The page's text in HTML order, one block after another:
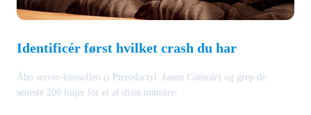
Identificér først hvilket crash du har
Åbn server-konsollen (i Pterodactyl: fanen Console) og grep de
seneste 200 linjer for et af disse mønstre: